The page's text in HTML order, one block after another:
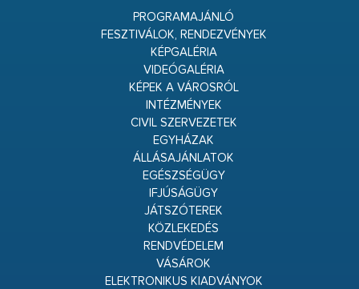
PROGRAMAJÁNLÓ
FESZTIVÁLOK, RENDEZVÉNYEK
KÉPGALÉRIA
VIDEÓGALÉRIA
KÉPEK A VÁROSRÓL
INTÉZMÉNYEK
CIVIL SZERVEZETEK
EGYHÁZAK
ÁLLÁSAJÁNLATOK
EGÉSZSÉGÜGY
IFJÚSÁGÜGY
JÁTSZÓTEREK
KÖZLEKEDÉS
RENDVÉDELEM
VÁSÁROK
ELEKTRONIKUS KIADVÁNYOK